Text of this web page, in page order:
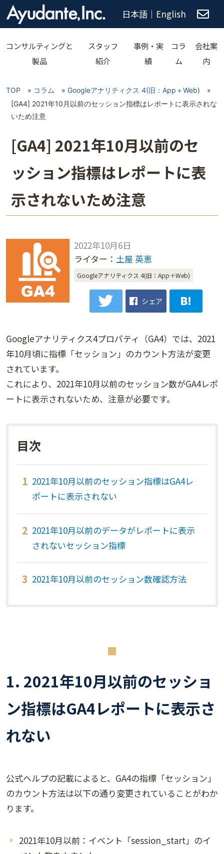
日本語 ｜ English
コンサルティングと
製品
スタッフ
紹介
事例・実
績
コラ
ム
会社案
内
TOP » コラム » Googleアナリティクス 4(旧：App＋Web)
»
[GA4] 2021年10月以前のセッション指標はレポートに表示されな
いため注意
[GA4] 2021年10月以前のセ
ッション指標はレポートに表
示されないため注意
2022年10月6日
ライター： 土屋 英恵
Googleアナリティクス 4(旧：App＋Web)
シェア
Googleアナリティクス4プロパティ（GA4）では、2021
年10月頃に指標「セッション」のカウント方法が変更
されています。
これにより、2021年10月以前のセッション数がGA4レポ
ートに表示されないため、注意が必要です。
2021年10月以前のセッション指標はGA4レ
ポートに表示されない
2021年10月以前のデータがレポートに表示
されないセッション指標
2021年10月以前のセッション数確認方法
1. 2021年10月以前のセッショ
ン指標はGA4レポートに表示さ
れない
公式ヘルプの記載によると、GA4の指標「セッション」
のカウント方法は以下の通り変更されていることがわか
ります。
2021年10月以前：イベント「session_start」のイ